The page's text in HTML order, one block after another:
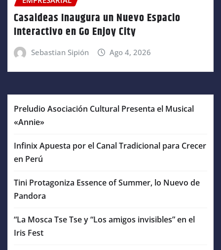
Casaideas Inaugura un Nuevo Espacio
Interactivo en Go Enjoy City
Sebastian Sipión Ago 4, 2026
Preludio Asociación Cultural Presenta el Musical
«Annie»
Infinix Apuesta por el Canal Tradicional para Crecer
en Perú
Tini Protagoniza Essence of Summer, lo Nuevo de
Pandora
“La Mosca Tse Tse y “Los amigos invisibles” en el
Iris Fest